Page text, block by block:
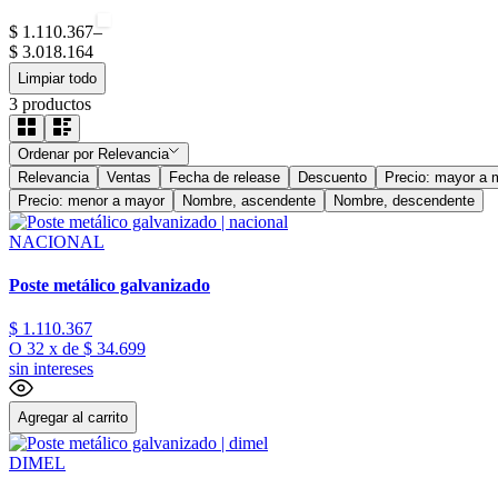
$ 1.110.367–
$ 3.018.164
Limpiar todo
3 productos
Ordenar por Relevancia
Relevancia
Ventas Fecha de release Descuento
Precio: mayor a
Precio: menor a mayor
Nombre, ascendente Nombre, descendente
NACIONAL
Poste metálico galvanizado
$ 1.110.367
O 32 x de $ 34.699
sin intereses
Agregar al carrito
DIMEL